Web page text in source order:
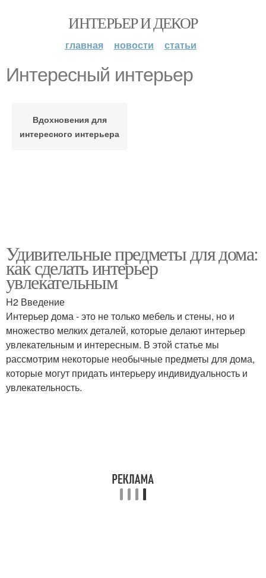
ИНТЕРЬЕР И ДЕКОР
главная новости статьи
Интересный интерьер
Вдохновения для
интересного интерьера
Удивительные предметы для дома:
как сделать интерьер
увлекательным
H2 Введение
Интерьер дома - это не только мебель и стены, но и
множество мелких деталей, которые делают интерьер
увлекательным и интересным. В этой статье мы
рассмотрим некоторые необычные предметы для дома,
которые могут придать интерьеру индивидуальность и
увлекательность.